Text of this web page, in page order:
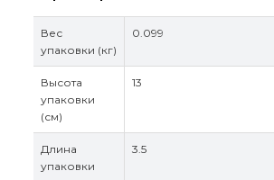
Вес
упаковки (кг)
0.099
Высота
упаковки
(см)
13
Длина
упаковки
3.5